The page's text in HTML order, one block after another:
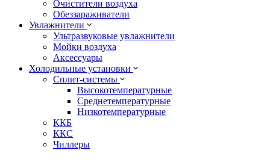
Очистители воздуха
Обеззараживатели
Увлажнители
Ультразвуковые увлажнители
Мойки воздуха
Аксессуары
Холодильные установки
Сплит-системы
Высокотемпературные
Среднетемпературные
Низкотемпературные
ККБ
ККС
Чиллеры